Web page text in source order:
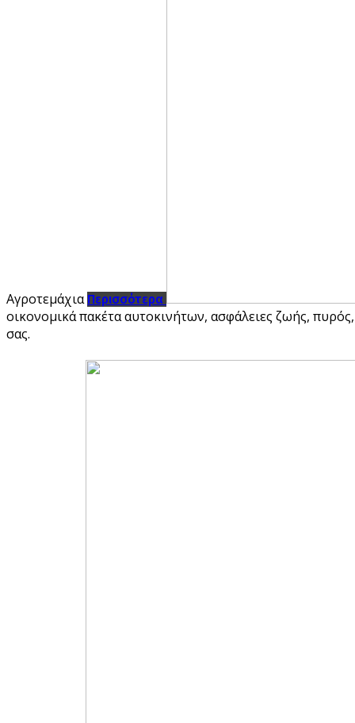
Αγροτεμάχια Περισσότερα
οικονομικά πακέτα αυτοκινήτων, ασφάλειες ζωής,
σας.